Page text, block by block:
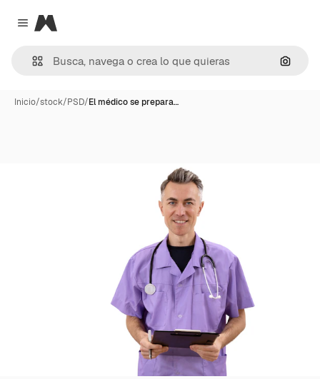
Close menu
Magnific
Inicio/stock/PSD/El médico se prepara…